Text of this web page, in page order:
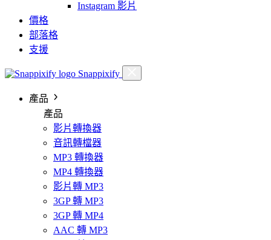
Instagram 影片
價格
部落格
支援
Snappixify
產品
產品
影片轉換器
音訊轉檔器
MP3 轉換器
MP4 轉換器
影片轉 MP3
3GP 轉 MP3
3GP 轉 MP4
AAC 轉 MP3